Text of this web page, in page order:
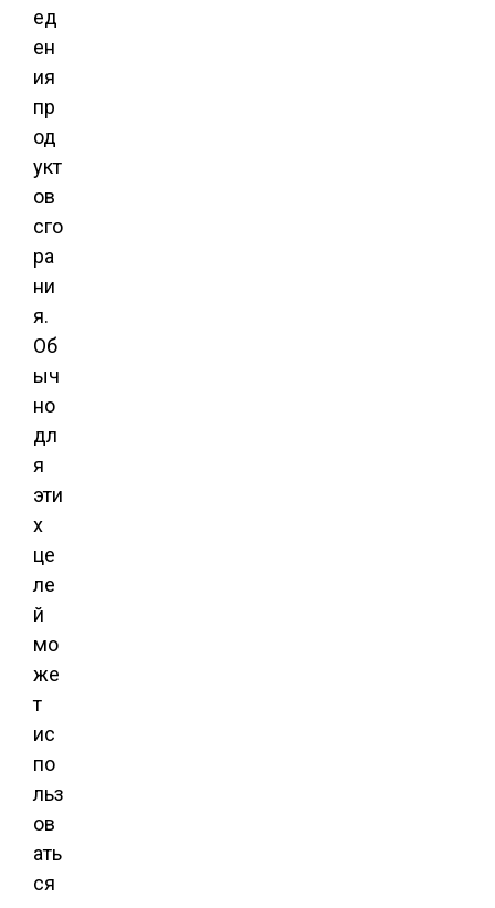
ед
ен
ия
пр
од
укт
ов
сго
ра
ни
я.
Об
ыч
но
дл
я
эти
х
це
ле
й
мо
же
т
ис
по
льз
ов
ать
ся